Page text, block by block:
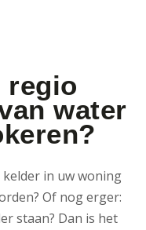
regio
water
in uw woning
Of nog erger:
staan? Dan is het